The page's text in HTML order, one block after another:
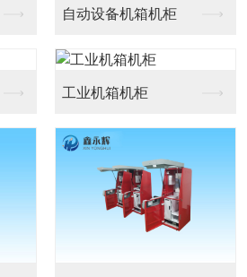
自动设备机箱机柜
工业机箱机柜